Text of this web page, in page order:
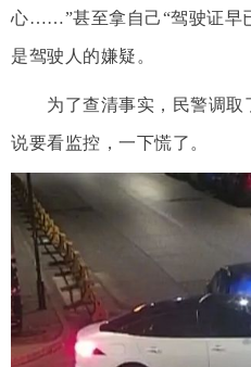
心……”甚至拿自己“驾驶证早
是驾驶人的嫌疑。
为了查清事实，民警调取
说要看监控，一下慌了。